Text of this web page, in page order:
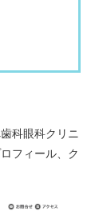
科眼科クリニ
フィール、ク